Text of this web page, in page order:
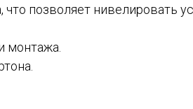
позволяет нивелировать
монтажа.